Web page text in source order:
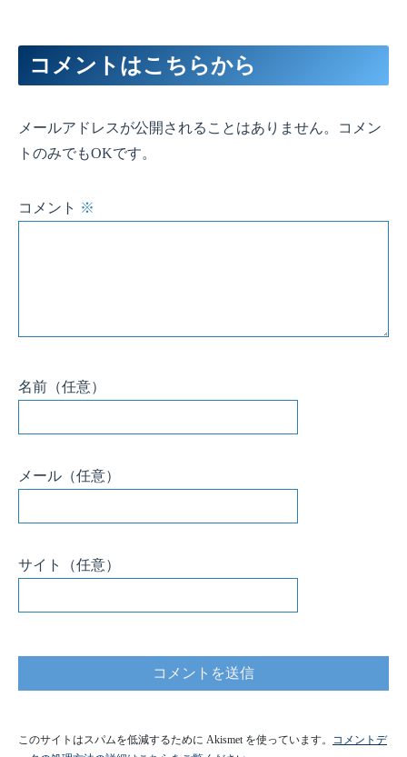
コメントはこちらから
メールアドレスが公開されることはありません。コメン
トのみでもOKです。
コメント ※
名前 （任意）
メール （任意）
サイト （任意）
このサイトはスパムを低減するために Akismet を使っています。
コメントデ